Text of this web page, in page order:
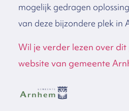
mogelijk gedragen
van deze bijzondere plek in
Wil je verder lezen over
website van gemeente